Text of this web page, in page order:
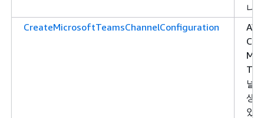
니
CreateMicrosoftTeamsChannelConfiguration
널
생
있